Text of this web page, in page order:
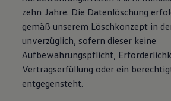
zehn Jahre. Die Datenlöschung
gemäß unserem Löschkonzept in
unverzüglich, sofern dieser keine
Aufbewahrungspflicht,
Vertragserfüllung oder ein
entgegensteht.